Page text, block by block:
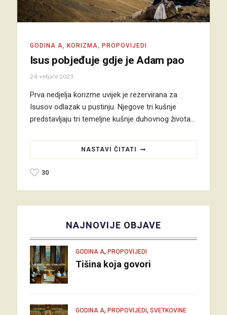
GODINA A KORIZMA PROPOVIJEDI
Isus pobjeđuje gdje je Adam pao
24. veljače 2023.
Prva nedjelja korizme uvijek je rezervirana za
Isusov odlazak u pustinju. Njegove tri kušnje
predstavljaju tri temeljne kušnje duhovnog života…
NASTAVI ČITATI
30
NAJNOVIJE OBJAVE
GODINA A, PROPOVIJEDI
Tišina koja govori
GODINA A, PROPOVIJEDI, SVETKOVINE